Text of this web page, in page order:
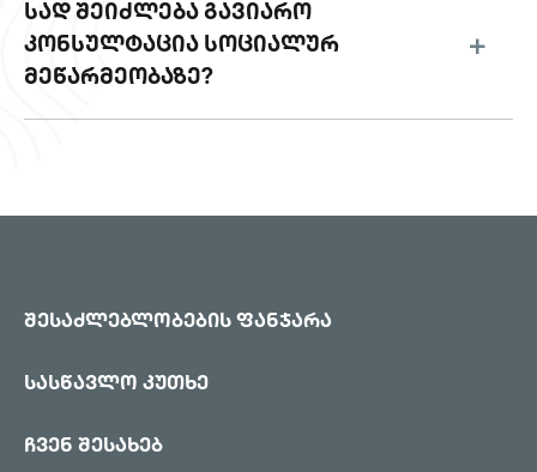
ᲡᲐᲓ ᲨᲔᲘᲫᲚᲔᲑᲐ ᲒᲐᲕᲘᲐᲠᲝ
ᲙᲝᲜᲡᲣᲚᲢᲐᲪᲘᲐ ᲡᲝᲪᲘᲐᲚᲣᲠ
ᲛᲔᲬᲐᲠᲛᲔᲝᲑᲐᲖᲔ?
შესაძლებლობების ფანჯარა
სასწავლო კუთხე
ჩვენ შესახებ